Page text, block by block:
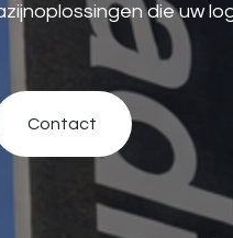
die uw
Contac​​t